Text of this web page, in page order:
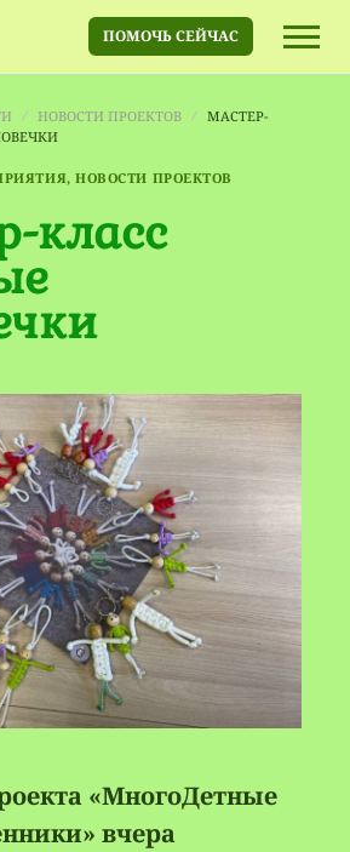
ПОМОЧЬ СЕЙЧАС
НОВОСТИ ПРОЕКТОВ
МАСТЕР-
НОВОСТИ ПРОЕКТОВ
класс
«МногоДетные
вчера